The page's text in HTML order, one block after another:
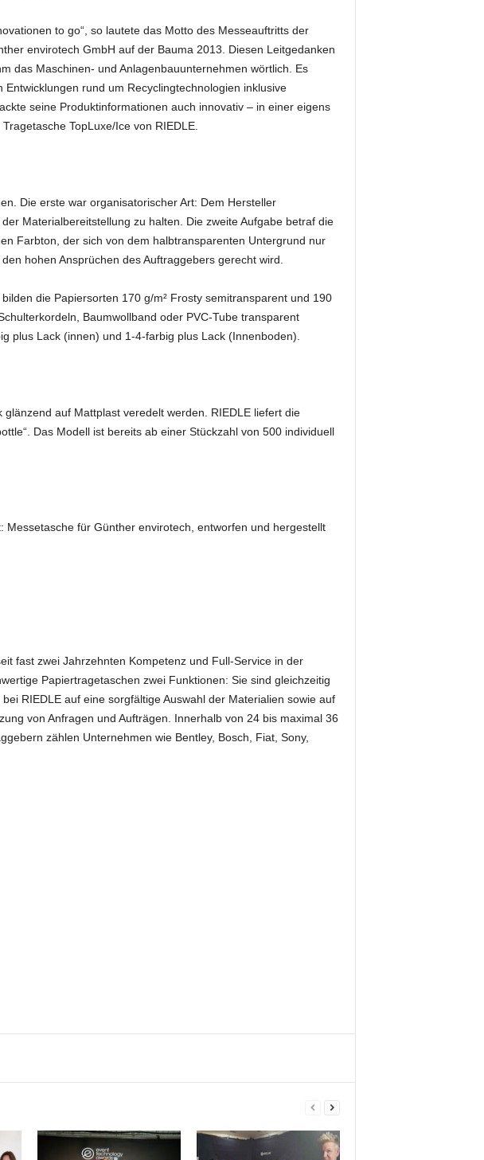
to go“, so lautete das Motto des Messeauftritts der
envirotech GmbH auf der Bauma 2013. Diesen Leitgedanken
das Maschinen- und Anlagenbauunternehmen wörtlich. Es
rund um Recyclingtechnologien inklusive
seine Produktinformationen auch innovativ – in einer eigens
TopLuxe/Ice von RIEDLE.
Die erste war organisatorischer Art: Dem Hersteller
Materialbereitstellung zu halten. Die zweite Aufgabe betraf die
Farbton, der sich von dem halbtransparenten Untergrund nur
hohen Ansprüchen des Auftraggebers gerecht wird.
die Papiersorten 170 g/m² Frosty semitransparent und 190
Baumwollband oder PVC-Tube transparent
plus Lack (innen) und 1-4-farbig plus Lack (Innenboden).
auf Mattplast veredelt werden. RIEDLE liefert die
Das Modell ist bereits ab einer Stückzahl von 500 individuell
für Günther envirotech, entworfen und hergestellt
fast zwei Jahrzehnten Kompetenz und Full-Service in der
Papiertragetaschen zwei Funktionen: Sie sind gleichzeitig
RIEDLE auf eine sorgfältige Auswahl der Materialien sowie auf
von Anfragen und Aufträgen. Innerhalb von 24 bis maximal 36
zählen Unternehmen wie Bentley, Bosch, Fiat, Sony,